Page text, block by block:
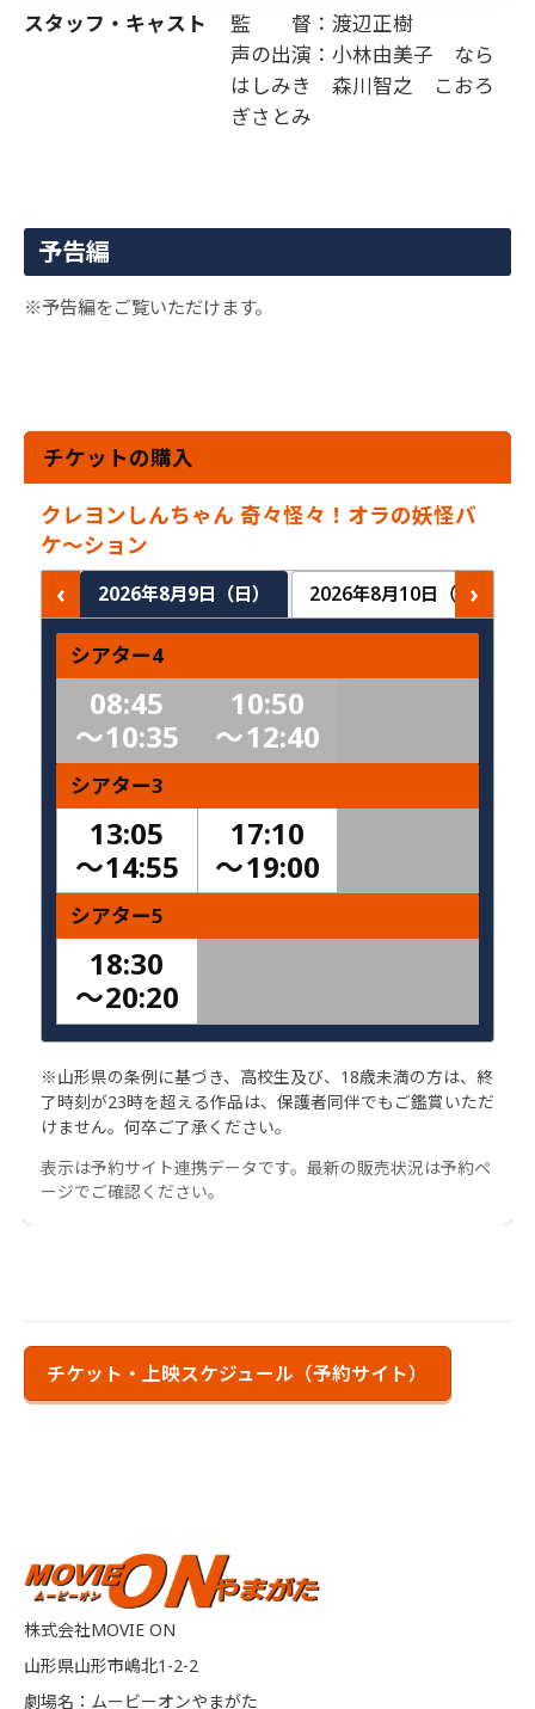
スタッフ・キャスト
監 督：渡辺正樹
声の出演：小林由美子 なら
はしみき 森川智之 こおろ
ぎさとみ
予告編
※予告編をご覧いただけます。
チケットの購入
クレヨンしんちゃん 奇々怪々！オラの妖怪バ
ケ～ション
‹ 2026年8月9日（日） 2026年8月10日（月）
›
シアター4
08:45
〜10:35
10:50
〜12:40
シアター3
13:05
〜14:55
17:10
〜19:00
シアター5
18:30
〜20:20
※山形県の条例に基づき、高校生及び、18歳未満の方は、終
了時刻が23時を超える作品は、保護者同伴でもご鑑賞いただ
けません。何卒ご了承ください。
表示は予約サイト連携データです。最新の販売状況は予約ペ
ージでご確認ください。
チケット・上映スケジュール（予約サイト）
株式会社MOVIE ON
山形県山形市嶋北1-2-2
劇場名：ムービーオンやまがた